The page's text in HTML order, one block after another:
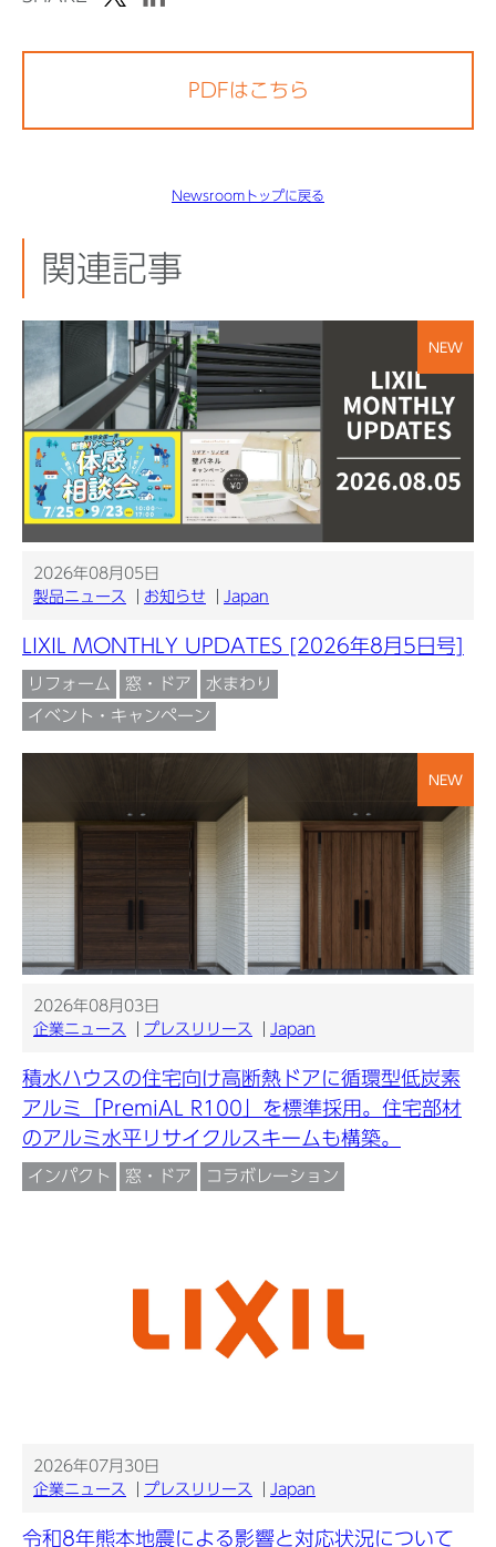
PDFはこちら
Newsroomトップに戻る
関連記事
NEW
2026年08月05日
製品ニュース
お知らせ Japan
LIXIL MONTHLY UPDATES [2026年8月5日号]
リフォーム 窓・ドア
水まわり
イベント・キャンペーン
NEW
2026年08月03日
企業ニュース
プレスリリース Japan
積水ハウスの住宅向け高断熱ドアに循環型低炭素
アルミ「PremiAL R100」を標準採用。住宅部材
のアルミ水平リサイクルスキームも構築。
インパクト 窓・ドア コラボレーション
2026年07月30日
企業ニュース
プレスリリース Japan
令和8年熊本地震による影響と対応状況について